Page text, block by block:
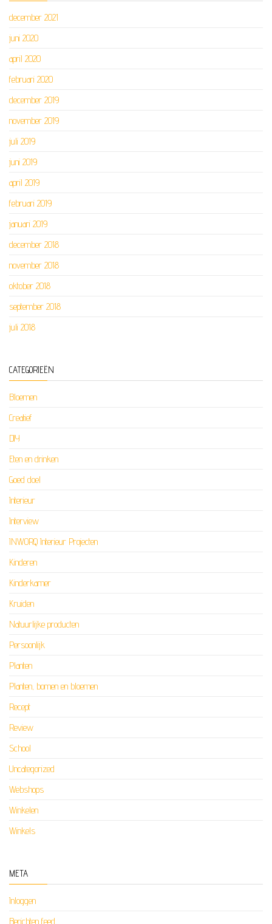
december 2021
juni 2020
april 2020
februari 2020
december 2019
november 2019
juli 2019
juni 2019
april 2019
februari 2019
januari 2019
december 2018
november 2018
oktober 2018
september 2018
juli 2018
CATEGORIEËN
Bloemen
Creatief
DIY
Eten en drinken
Goed doel
Interieur
Interview
INWORQ Interieur Projecten
Kinderen
Kinderkamer
Kruiden
Natuurlijke producten
Persoonlijk
Planten
Planten, bomen en bloemen
Recept
Review
School
Uncategorized
Webshops
Winkelen
Winkels
META
Inloggen
Berichten feed